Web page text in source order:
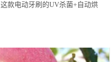
这款电动牙刷的UV杀菌+自动烘